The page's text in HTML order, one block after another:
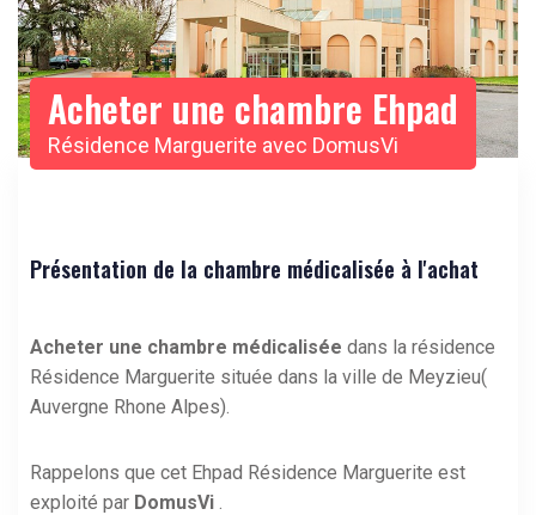
Acheter une chambre Ehpad
Résidence Marguerite avec DomusVi
Présentation de la chambre médicalisée à l'achat
Acheter une chambre médicalisée dans la résidence
Résidence Marguerite située dans la ville de Meyzieu(
Auvergne Rhone Alpes).
Rappelons que cet Ehpad Résidence Marguerite est
exploité par DomusVi